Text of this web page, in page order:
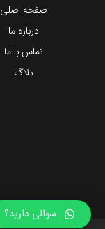
صفحه اصلی
درباره ما
تماس با ما
بلاگ
سوالی دارید؟